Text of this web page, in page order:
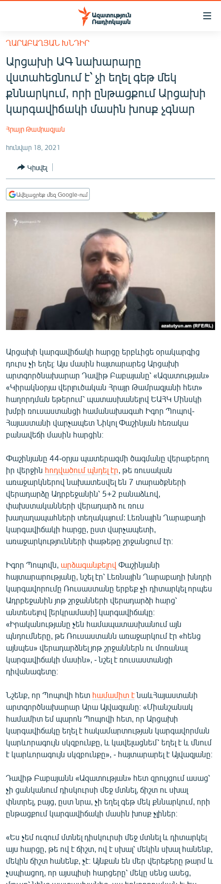
Մատչելիության
հիմնական
բովանդակությանը
Անցնել
հիմնական
մենյուին
Որոնում
ՀԱՅԱՍՏԱՆ
ՔԱՂԱՔԱԿԱՆ
ԸՆՏՐՈՒԹՅՈՒՆՆԵՐ 2026
ՊԱՏԵՐԱԶՄԻ 6 ՇԱԲԱԹՆԵՐԸ
ՏԱՐԱԾԱՇՐՋԱՆ
ՄԻՋԱԶԳԱՅԻՆ
ՄԵԿՆԱԲԱՆՈՒԹՅՈՒՆ
ՏՏ ԵՒ ԻՆՏԵՐՆԵՏ
ԿՈՐՈՆԱՎԻՐՈՒՍ
ՏԵՍԱՆՅՈՒԹԵՐ
ԲԱՆԱՎԵՃ
ՁԳՏԵԼՈՎ ԼԱՎԱԳՈՒՅՆԻՆ
ՓՈԴՔԱՍԹ
Հայերեն
Русский
ՀԵՏԵՎԵՔ ՄԵԶ
«Ազատության» բոլոր կայքերը
ՂԱՐԱԲԱՂՅԱՆ ԽՆԴԻՐ
Արցախի ԱԳ նախարարը
վստահեցնում է՝ չի եղել գեթ մեկ
քննարկում, որի ընթացքում Արցախի
կարգավիճակի մասին խոսք չգնար
Հրայր Թամրազյան
հունվար 18, 2021
Կիսվել
Ավելացրեք մեզ Google-ում
Արցախի կարգավիճակի հարցը երբևիցե օրակարգից
դուրս չի եղել։ Այս մասին հայտարարեց Արցախի
արտգործնախարար Դավիթ Բաբայանը՝ «Ազատության»
«Կիրակնօրյա վերլուծական Հրայր Թամրազյանի հետ»
հաղորդման եթերում՝ պատասխանելով ԵԱՀԿ Մինսկի
խմբի ռուսաստանցի համանախագահ Իգոր Պոպով-
Հայաստանի վարչապետ Նիկոլ Փաշինյան հեռակա
բանավեճի մասին հարցին։
Փաշինյանը 44-օրյա պատերազմի ծագմանը վերաբերող
իր վերջին հոդվածում պնդել էր , թե ռուսական
առաջարկներով նախատեսվել են 7 տարածքների
վերադարձը Ադրբեջանին՝ 5+2 բանաձևով,
փախստականների վերադարձ ու ռուս
խաղաղապահների տեղակայում: Լեռնային Ղարաբաղի
կարգավիճակի հարցը, ըստ վարչապետի,
առաջարկությունների փաթեթը շրջանցում էր։
Իգոր Պոպովն, արձագանքելով Փաշինյանի
հայտարարությանը, նշել էր՝ Լեռնային Ղարաբաղի խնդրի
կարգավորումը Ռուսաստանը երբեք չի դիտարկել որպես
Ադրբեջանին յոթ շրջանների վերադարձի հարց՝
անտեսելով [երկրամասի] կարգավիճակը։
«Իրականությանը չեն համապատասխանում այն
պնդումները, թե Ռուսաստանն առաջարկում էր «հենց
այնպես» վերադարձնել յոթ շրջաններն ու մոռանալ
կարգավիճակի մասին», - նշել է ռուսաստանցի
դիվանագետը։
Նշենք, որ Պոպովի հետ համամիտ էնաևՀայաստանի
արտգործնախարար Արա Այվազյանը։ «Միանշանակ
համամիտ եմ պարոն Պոպովի հետ, որ Արցախի
կարգավիճակը եղել է հակամարտության կարգավորման
կարևորագույն սկզբունքը, և կավելացնեմ՝ եղել է և մնում
է կարևորագույն սկզբունքը», - հայտարարել է Այվազյանը։
Դավիթ Բաբայանն «Ազատության» հետ զրույցում ասաց՝
չի ցանկանում դիսկուրսի մեջ մտնել, ճիշտ ու սխալ
փնտրել, բայց, ըստ նրա, չի եղել գեթ մեկ քննարկում, որի
ընթացքում կարգավիճակի մասին խոսք չլիներ։
«Ես չեմ ուզում մտնել դիսկուրսի մեջ մտնել և դիտարկել
այս հարցը, թե ով է ճիշտ, ով է սխալ՝ մեկին սխալ հանենք,
մեկին ճիշտ հանենք, չէ։ Այնքան են մեր վերեքերը թարմ և
չսպիացող, որ այսպիսի հարցերը՝ մեկը սենց ասեց,